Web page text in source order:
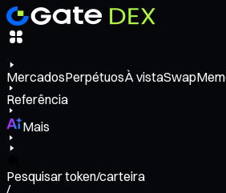
MercadosPerpétuosÀ vistaSwap
Referência
Mais
Pesquisar token/carteira
/